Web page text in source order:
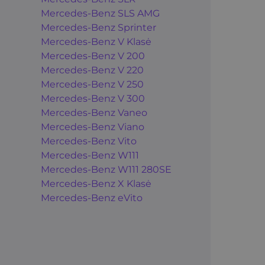
Mercedes-Benz SLS AMG
Mercedes-Benz Sprinter
Mercedes-Benz V Klasė
Mercedes-Benz V 200
Mercedes-Benz V 220
Mercedes-Benz V 250
Mercedes-Benz V 300
Mercedes-Benz Vaneo
Mercedes-Benz Viano
Mercedes-Benz Vito
Mercedes-Benz W111
Mercedes-Benz W111 280SE
Mercedes-Benz X Klasė
Mercedes-Benz eVito